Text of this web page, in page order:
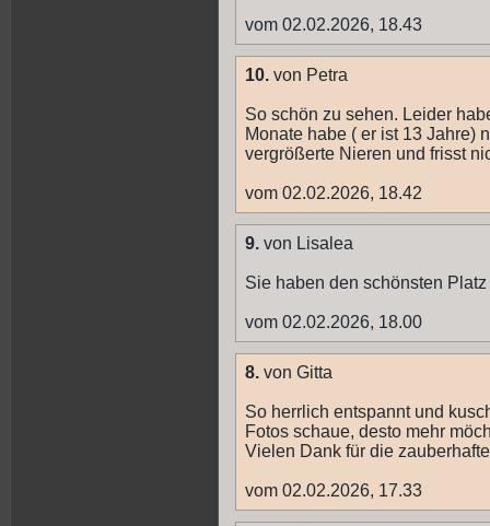
vom 02.02.2026, 18.43
10. von Petra
So schön zu sehen. Leider
Monate habe ( er ist 13 Jahre)
vergrößerte Nieren und frisst
vom 02.02.2026, 18.42
9. von Lisalea
Sie haben den schönsten Platz
vom 02.02.2026, 18.00
8. von Gitta
So herrlich entspannt und
Fotos schaue, desto mehr
Vielen Dank für die
vom 02.02.2026, 17.33